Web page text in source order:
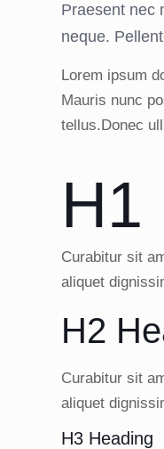
Praesent nec
neque.
Lorem ipsum
Mauris nunc
tellus.Donec
H1
Curabitur sit
aliquet
H2
Curabitur sit
aliquet
H3 Heading